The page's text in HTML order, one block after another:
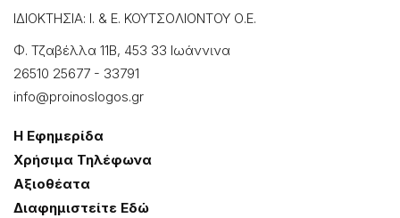
ΙΔΙΟΚΤΗΣΙΑ: Ι. & Ε. ΚΟΥΤΣΟΛΙΟΝΤΟΥ Ο.Ε.
Φ. Τζαβέλλα 11Β, 453 33 Ιωάννɩνα
26510 25677 - 33791
info@proinoslogos.gr
Η Εφημερίδα
Χρήσɩμα Τηλέφωνα
Αξɩοθέατα
Δɩαφημɩστείτε Εδώ